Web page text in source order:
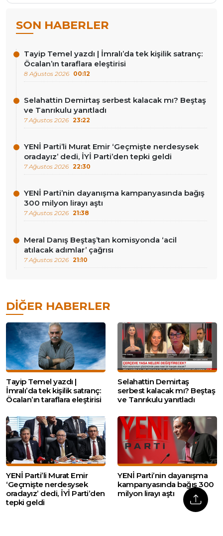
SON HABERLER
Tayip Temel yazdı | İmralı’da tek kişilik satranç:
Öcalan’ın taraflara eleştirisi
8 Ağustos 2026 00:12
Selahattin Demirtaş serbest kalacak mı? Beştaş
ve Tanrıkulu yanıtladı
7 Ağustos 2026 23:22
YENİ Parti’li Murat Emir ‘Geçmişte nerdesysek
oradayız’ dedi, İYİ Parti’den tepki geldi
7 Ağustos 2026 22:30
YENİ Parti’nin dayanışma kampanyasında bağış
300 milyon lirayı aştı
7 Ağustos 2026 21:38
Meral Danış Beştaş’tan komisyonda ‘acil
atılacak adımlar’ çağrısı
7 Ağustos 2026 21:10
DIĞER HABERLER
Tayip Temel yazdı |
İmralı’da tek kişilik satranç:
Öcalan’ın taraflara eleştirisi
Selahattin Demirtaş
serbest kalacak mı? Beştaş
ve Tanrıkulu yanıtladı
YENİ Parti’li Murat Emir
‘Geçmişte nerdesysek
oradayız’ dedi, İYİ Parti’den
tepki geldi
YENİ Parti’nin dayanışma
kampanyasında bağış 300
milyon lirayı aştı